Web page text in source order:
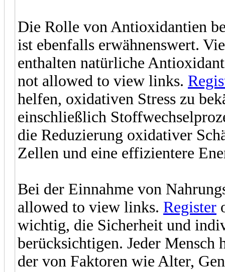
Die Rolle von Antioxidantien
ist ebenfalls erwähnenswert.
enthalten natürliche
not allowed to view links.
helfen, oxidativen Stress zu
einschließlich
die Reduzierung oxidativer
Zellen und eine effizientere
Bei der Einnahme von
allowed to view links. Register
wichtig, die Sicherheit und
berücksichtigen. Jeder
der von Faktoren wie Alter,